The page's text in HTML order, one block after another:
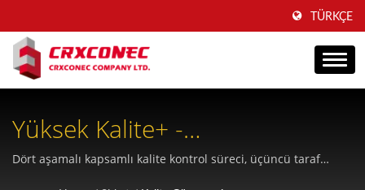
TÜRKÇE
Yüksek Kalite+ -
CRXCONECKalite Güvence
Dört aşamalı kapsamlı kalite kontrol süreci, üçüncü taraf